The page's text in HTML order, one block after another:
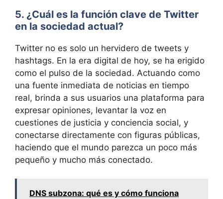
5. ¿Cuál es la función clave de Twitter
en la sociedad actual?
Twitter no es solo un hervidero de tweets y
hashtags. En la era digital de hoy, se ha erigido
como el pulso de la sociedad. Actuando como
una fuente inmediata de noticias en tiempo
real, brinda a sus usuarios una plataforma para
expresar opiniones, levantar la voz en
cuestiones de justicia y conciencia social, y
conectarse directamente con figuras públicas,
haciendo que el mundo parezca un poco más
pequeño y mucho más conectado.
DNS subzona: qué es y cómo funciona